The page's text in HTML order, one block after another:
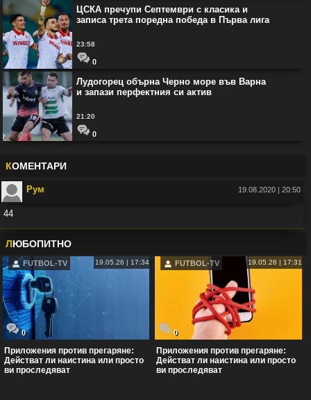
ЦСКА пречупи Септември с класика и
записа трета поредна победа в Първа лига
23:58
0
Лудогорец обърна Черно море във Варна
и запази перфектния си актив
21:20
0
КОМЕНТАРИ
Рум 19.08.2020 | 20:50
44
Във: Рио Фърдинанд: Джуд Белингам ще спечели Златната топка
ЛЮБОПИТНО
FUTBOL-TV 19.05.26 | 17:34
0
Приложения против прегаряне:
Действат ли наистина или просто
ви проследяват
FUTBOL-TV 19.05.26 | 17:31
0
Приложения против прегаряне:
Действат ли наистина или просто
ви проследяват